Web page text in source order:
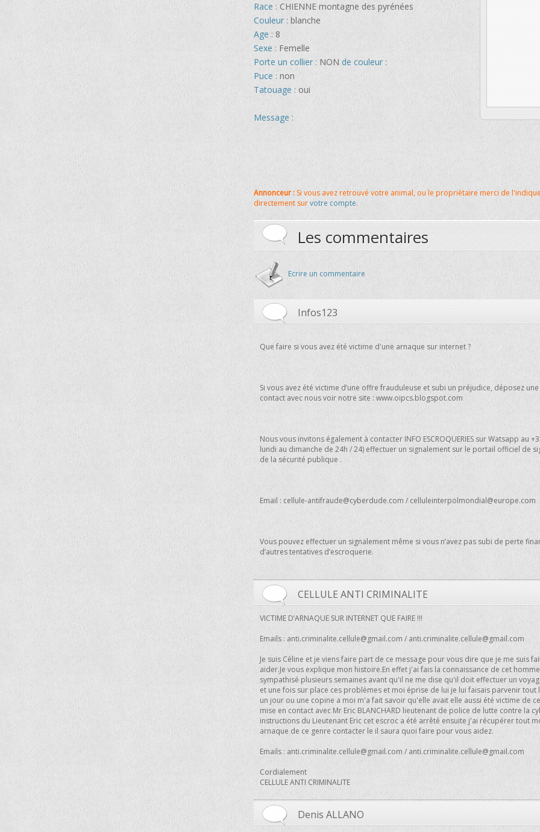
Race : CHIENNE montagne des pyrénées
Couleur : blanche
Age : 8
Sexe : Femelle
Porte un collier : NON de couleur :
Puce : non
Tatouage : oui
Message :
Annonceur : Si vous avez retrouvé votre animal, ou le propriétaire merci de
directement survotre compte.
Les commentaires
Ecrire un commentaire
Infos123
Que faire si vous avez été victime d'une arnaque sur internet ?
Si vous avez été victime d’une offre frauduleuse et subi un préjudice, déposez
contact avec nous voir notre site : www.oipcs.blogspot.com
Nous vous invitons également à contacter INFO ESCROQUERIES sur Watsapp au
lundi au dimanche de 24h / 24) effectuer un signalement sur le portail officiel de
de la sécurité publique .
Email : cellule-antifraude@cyberdude.com / celluleinterpolmondial@europe.com
Vous pouvez effectuer un signalement même si vous n’avez pas subi de perte
d’autres tentatives d’escroquerie.
CELLULE ANTI CRIMINALITE
VICTIME D’ARNAQUE SUR INTERNET QUE FAIRE !!!
Emails : anti.criminalite.cellule@gmail.com / anti.criminalite.cellule@gmail.com
Je suis Céline et je viens faire part de ce message pour vous dire que je me suis
aider.Je vous explique mon histoire.En effet j'ai fais la connaissance de cet
sympathisé plusieurs semaines avant qu'il ne me dise qu'il doit effectuer un
et une fois sur place ces problèmes et moi éprise de lui je lui faisais parvenir
un jour ou une copine a moi m'a fait savoir qu'elle avait elle aussi été victime de
mise en contact avec Mr Eric BLANCHARD lieutenant de police de lutte contre la
instructions du Lieutenant Eric cet escroc a été arrêté ensuite j'ai récupérer tout
arnaque de ce genre contacter le il saura quoi faire pour vous aidez.
Emails : anti.criminalite.cellule@gmail.com / anti.criminalite.cellule@gmail.com
Cordialement
CELLULE ANTI CRIMINALITE
Denis ALLANO